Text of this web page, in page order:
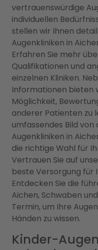
vertrauenswürdige
individuellen
stellen wir Ihnen
Augenkliniken in
Erfahren Sie mehr
Qualifikationen und
einzelnen Kliniken.
Informationen bieten
Möglichkeit,
anderer Patienten zu
umfassendes Bild
Augenkliniken in
die richtige Wahl für
Vertrauen Sie auf
beste Versorgung für
Entdecken Sie die
Aichen, Schwaben
Termin, um Ihre
Händen zu wissen.
Kinder-